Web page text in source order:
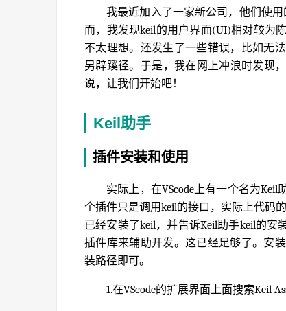
我最近加入了一家新公司，他们使
而，我发现keil的用户界面(UI)相对较为
不太理想。还发生了一些错误，比如无
另辟蹊径。于是，我在网上冲浪时发现
说，让我们开始吧！
Keil助手
插件安装和使用
实际上，在VScode上有一个名为
个插件只是调用keil的接口，实际上代码
已经安装了keil，并告诉Keil助手keil的安
插件库来辅助开发。这已经足够了。安
装路径即可。
1.在VScode的扩展界面上面搜索Keil